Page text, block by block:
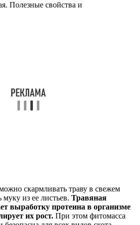
скармливать траву в свежем
муку из ее листьев. Травяная
выработку протеина в организме
их рост. При этом фитомасса